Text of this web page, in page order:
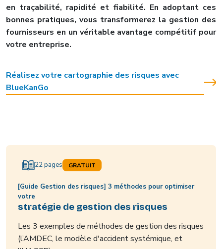
en traçabilité, rapidité et fiabilité. En adoptant ces
bonnes pratiques, vous transformerez la gestion des
fournisseurs en un véritable avantage compétitif pour
votre entreprise.
Réalisez votre cartographie des risques avec
BlueKanGo
22 pages GRATUIT
[Guide Gestion des risques] 3 méthodes pour optimiser
votre
stratégie de gestion des risques
Les 3 exemples de méthodes de gestion des risques
(l’AMDEC, le modèle d'accident systémique, et